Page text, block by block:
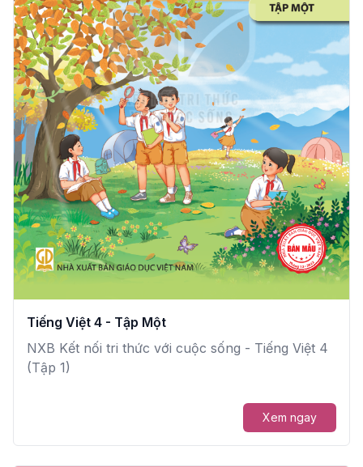
Tiếng Việt 4 - Tập Một
NXB Kết nối tri thức với cuộc sống - Tiếng Việt 4
(Tập 1)
Xem ngay